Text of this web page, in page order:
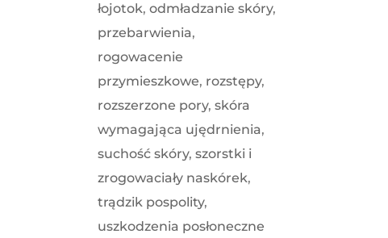
łojotok, odmładzanie skóry,
przebarwienia,
rogowacenie
przymieszkowe, rozstępy,
rozszerzone pory, skóra
wymagająca ujędrnienia,
suchość skóry, szorstki i
zrogowaciały naskórek,
trądzik pospolity,
uszkodzenia posłoneczne